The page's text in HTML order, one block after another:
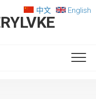
中文 English